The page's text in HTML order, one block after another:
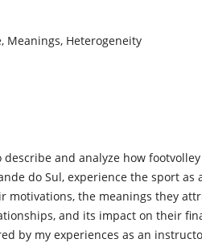
Meanings, Heterogeneity
and analyze how footvolley
do Sul, experience the sport as
motivations, the meanings they
and its impact on their
by my experiences as an